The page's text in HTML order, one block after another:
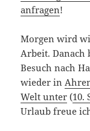
anfragen!
Morgen wird
Arbeit. Danach
Besuch nach
wieder in
Welt unter (10.
Urlaub freue